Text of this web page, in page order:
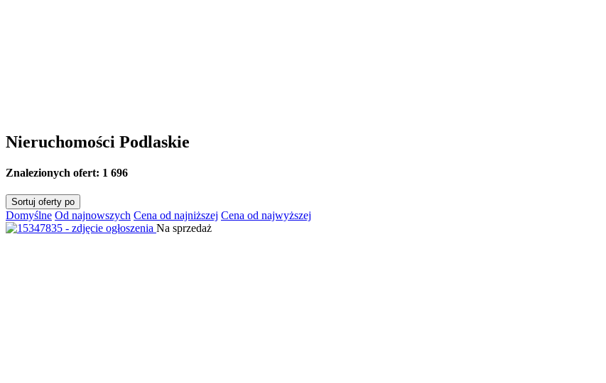
Nieruchomości Podlaskie
Znalezionych ofert: 1 696
Sortuj oferty po
Domyślne Od najnowszych Cena od najniższej Cena od najwyższej
Na sprzedaż